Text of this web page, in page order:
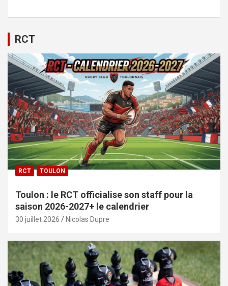
RCT
RCT TOULON
Toulon : le RCT officialise son staff pour la
saison 2026-2027+ le calendrier
30 juillet 2026 Nicolas Dupre